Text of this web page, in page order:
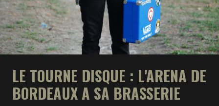
LE TOURNE DISQUE : L'ARENA DE
BORDEAUX A SA BRASSERIE